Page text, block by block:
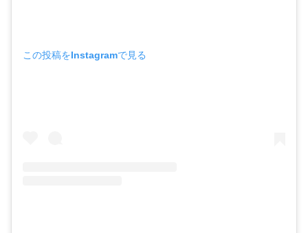
この投稿をInstagramで見る